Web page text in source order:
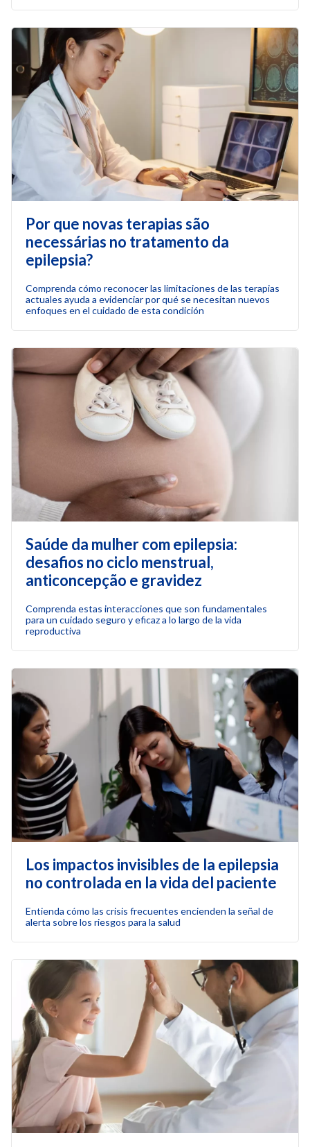
Por que novas terapias são
necessárias no tratamento da
epilepsia?
Comprenda cómo reconocer las limitaciones de las terapias
actuales ayuda a evidenciar por qué se necesitan nuevos
enfoques en el cuidado de esta condición
Saúde da mulher com epilepsia:
desafios no ciclo menstrual,
anticoncepção e gravidez
Comprenda estas interacciones que son fundamentales
para un cuidado seguro y eficaz a lo largo de la vida
reproductiva
Los impactos invisibles de la epilepsia
no controlada en la vida del paciente
Entienda cómo las crisis frecuentes encienden la señal de
alerta sobre los riesgos para la salud